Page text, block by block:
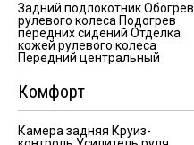
Задний подлокотник Обогрев
рулевого колеса Подогрев
передних сидений Отделка
кожей рулевого колеса
Передний центральный
подлокотник Искусственная
кожа (материал салона)
Регулировка сиденья
Комфорт
Камера задняя Круиз-
выбора режима движения